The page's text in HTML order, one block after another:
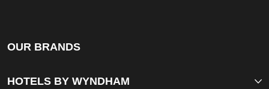
OUR BRANDS
HOTELS BY WYNDHAM